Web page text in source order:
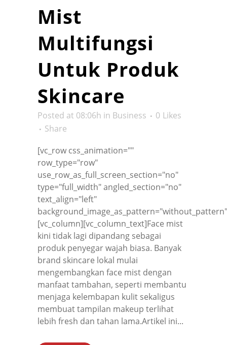
Mist
Multifungsi
Untuk Produk
Skincare
Posted at 08:06h in Business 0 Likes
Share
[vc_row css_animation=""
row_type="row"
use_row_as_full_screen_section="no"
type="full_width" angled_section="no"
text_align="left"
[vc_column][vc_column_text]Face mist
kini tidak lagi dipandang sebagai
produk penyegar wajah biasa. Banyak
brand skincare lokal mulai
mengembangkan face mist dengan
manfaat tambahan, seperti membantu
menjaga kelembapan kulit sekaligus
membuat tampilan makeup terlihat
lebih fresh dan tahan lama.Artikel ini...